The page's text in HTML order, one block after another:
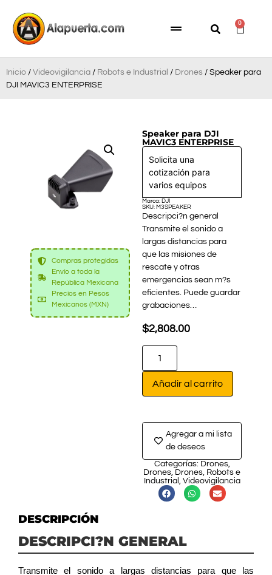
0
Inicio / Videovigilancia / Robots e Industrial / Drones / Speaker para
DJI MAVIC3 ENTERPRISE
Compras protegidas
Envío a toda la
República Mexicana
Precios en Pesos
Mexicanos (MXN)
Speaker para DJI
MAVIC3 ENTERPRISE
Solicita una
cotización para
varios equipos
Marca: DJI
SKU: M3SPEAKER
Descripci?n general
Transmite el sonido a
largas distancias para
que las misiones de
rescate y otras
emergencias sean m?s
eficientes. Puede guardar
grabaciones…
$2,808.00
Añadir al carrito
Agregar a mi lista
de deseos
Categorías: Drones,
Drones, Drones, Robots e
Industrial , Videovigilancia
DESCRIPCIÓN
DESCRIPCI?N GENERAL
Transmite el sonido a largas distancias para que las